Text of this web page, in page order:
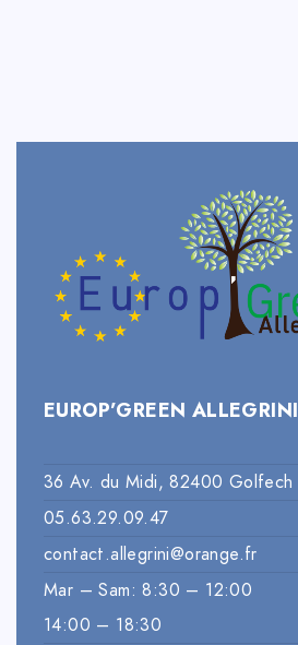
EUROP’GREEN ALLEGRINI
36 Av. du Midi, 82400 Golfech
05.63.29.09.47
contact.allegrini@orange.fr
Mar – Sam: 8:30 – 12:00
14:00 – 18:30